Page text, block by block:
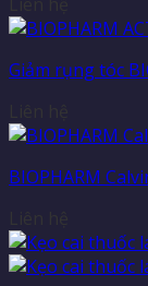
Giảm rụng tóc
BIOPHARM